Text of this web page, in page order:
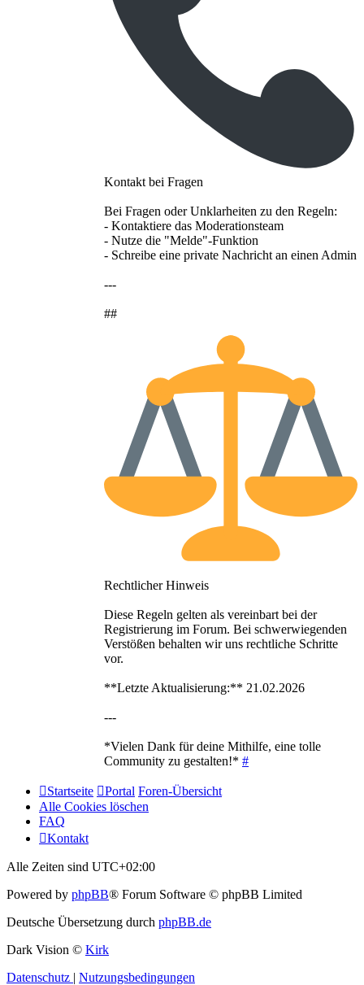
Kontakt bei Fragen
Bei Fragen oder Unklarheiten zu den Regeln:
- Kontaktiere das Moderationsteam
- Nutze die "Melde"-Funktion
- Schreibe eine private Nachricht an einen Admin
---
##
Rechtlicher Hinweis
Diese Regeln gelten als vereinbart bei der
Registrierung im Forum. Bei schwerwiegenden
Verstößen behalten wir uns rechtliche Schritte
vor.
**Letzte Aktualisierung:** 21.02.2026
---
*Vielen Dank für deine Mithilfe, eine tolle
Community zu gestalten!* #
Startseite Portal Foren-Übersicht
Alle Cookies löschen
FAQ
Kontakt
Alle Zeiten sind UTC+02:00
Powered by phpBB® Forum Software © phpBB Limited
Deutsche Übersetzung durch phpBB.de
Dark Vision © Kirk
Datenschutz | Nutzungsbedingungen